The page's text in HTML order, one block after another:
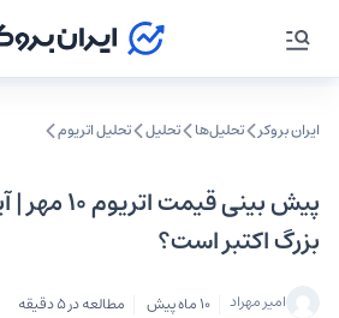
ایران بروکر تحلیل‌ها تحلیل‌ تحلیل اتریوم
بزرگ اکتبر است؟
امیر مهراد 10 ماه پیش مطالعه در 5 دقیقه